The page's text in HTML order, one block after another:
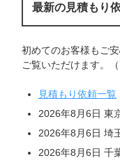
最新の見積もり
初めてのお客様もご
ご覧いただけます。
見積もり依頼一覧
2026年8月6日 東
2026年8月6日 埼
2026年8月6日 千